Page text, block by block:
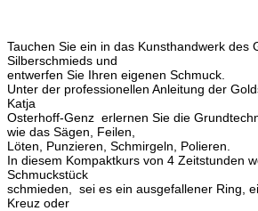
Tauchen Sie ein in das Kunsthandwerk des
Silberschmieds und
entwerfen Sie Ihren eigenen Schmuck.
Unter der professionellen Anleitung der
Katja
Osterhoff-Genz erlernen Sie die
wie das Sägen, Feilen,
Löten, Punzieren, Schmirgeln, Polieren.
In diesem Kompaktkurs von 4 Zeitstunden
Schmuckstück
schmieden, sei es ein ausgefallener Ring,
Kreuz oder